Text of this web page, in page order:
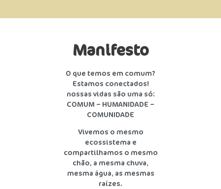
Manifesto
O que temos em comum?
Estamos conectados!
nossas vidas são uma só:
COMUM – HUMANIDADE –
COMUNIDADE
Vivemos o mesmo
ecossistema e
compartilhamos o mesmo
chão, a mesma chuva,
mesma água, as mesmas
raízes.